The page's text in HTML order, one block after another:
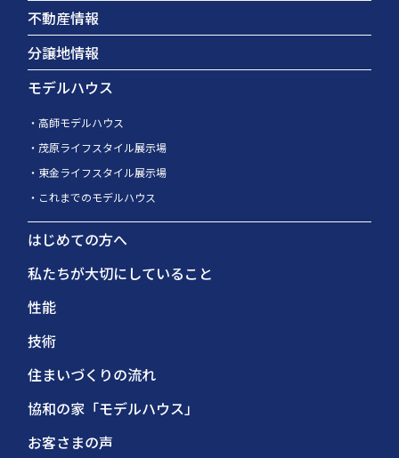
不動産情報
分譲地情報
モデルハウス
高師モデルハウス
茂原ライフスタイル展示場
東金ライフスタイル展示場
これまでのモデルハウス
はじめての方へ
私たちが大切にしていること
性能
技術
住まいづくりの流れ
協和の家「モデルハウス」
お客さまの声